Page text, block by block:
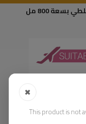
السخان المحمول | غلاية محمولة قابلة للطي بسعة 800 مل
This product is not